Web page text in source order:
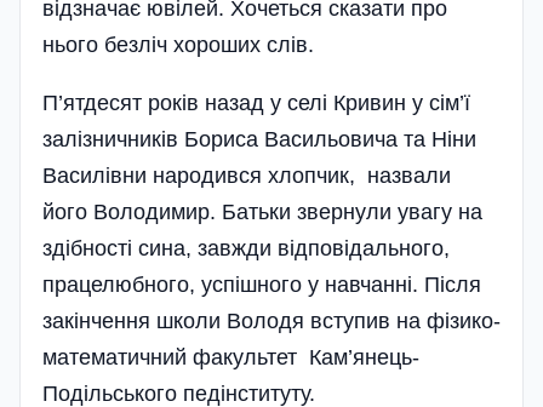
відзначає ювілей. Хочеться сказати про
нього безліч хороших слів.
П’ятдесят років назад у селі Кривин у сім’ї
залізничників Бориса Васильовича та Ніни
Василівни народився хлопчик, назвали
його Володимир. Батьки звернули увагу на
здібності сина, завжди відповідального,
працелюбного, успішного у навчанні. Після
закінчення школи Володя вступив на фізико-
математичний факультет Кам’янець-
Подільського педінституту.